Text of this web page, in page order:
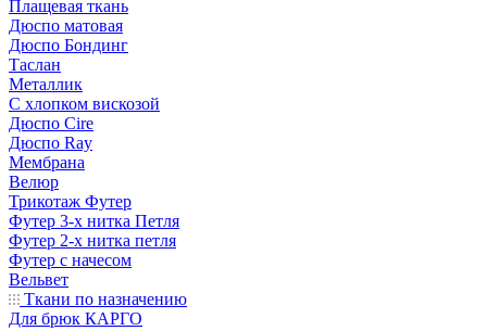
Плащевая ткань
Дюспо матовая
Дюспо Бондинг
Таслан
Металлик
С хлопком вискозой
Дюспо Cire
Дюспо Ray
Мембрана
Велюр
Трикотаж Футер
Футер 3-х нитка Петля
Футер 2-х нитка петля
Футер с начесом
Вельвет
Ткани по назначению
Для брюк КАРГО